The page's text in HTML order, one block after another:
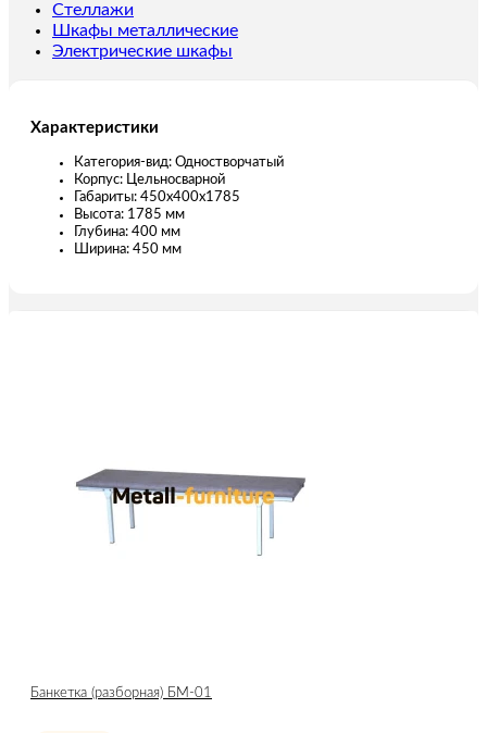
Стеллажи
Шкафы металлические
Электрические шкафы
Характеристики
Категория-вид: Одностворчатый
Корпус: Цельносварной
Габариты: 450х400х1785
Высота: 1785 мм
Глубина: 400 мм
Ширина: 450 мм
Банкетка (разборная) БМ-01